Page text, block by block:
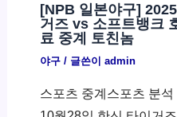
[NPB 일본야구]
거즈 vs 소프트뱅크
료 중계 토친놈
야구/ 글쓴이 admin
스포츠 중계스포츠 분